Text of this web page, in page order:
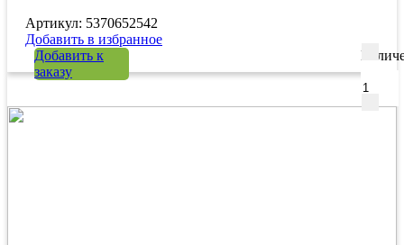
Артикул: 5370652542
Добавить в избранное
Добавить к
заказу